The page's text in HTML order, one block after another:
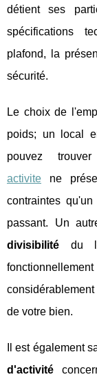
détient ses
spécifications
plafond, la
sécurité.
Le choix de
poids; un local
pouvez trouver
activite ne
contraintes
passant. Un
divisibilité du
de votre bien.
Il est également
d'activité